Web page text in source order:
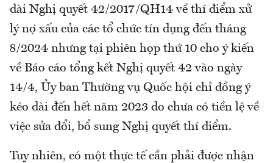
dài Nghị quyết 42/2017/QH14 về thí điểm xử
lý nợ xấu của các tổ chức tín dụng đến tháng
8/2024 nhưng tại phiên họp thứ 10 cho ý kiến
về Báo cáo tổng kết Nghị quyết 42 vào ngày
14/4, Ủy ban Thường vụ Quốc hội chỉ đồng ý
kéo dài đến hết năm 2023 do chưa có tiền lệ về
việc sửa đổi, bổ sung Nghị quyết thí điểm.
Tuy nhiên, có một thực tế cần phải được nhận